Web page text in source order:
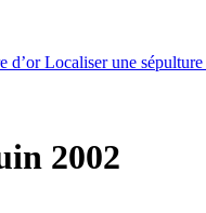
d’orLocaliser une sépulture
2002